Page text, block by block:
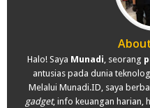
Halo! Saya Munadi, seorang
antusias pada dunia
Melalui Munadi.ID, saya
gadget, info keuangan harian,